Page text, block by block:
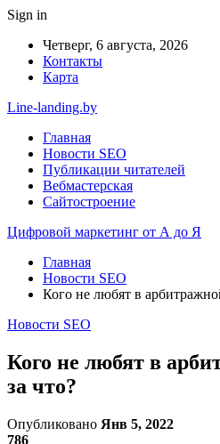
Sign in
Четверг, 6 августа, 2026
Контакты
Карта
Line-landing.by
Главная
Новости SEO
Публикации читателей
Вебмастерская
Сайтостроение
Цифровой маркетинг от А до Я
Главная
Новости SEO
Кого не любят в
Новости SEO
Кого не любят в
за что?
Опубликовано Янв 5, 2022
786